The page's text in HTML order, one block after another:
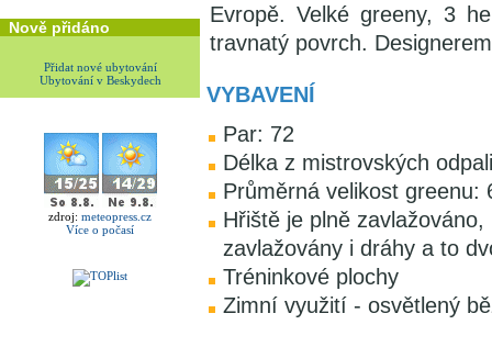
Nově přidáno
Přidat nové ubytování
Ubytování v Beskydech
zdroj: meteopress.cz
Více o počasí
Evropě. Velké greeny, 3
travnatý povrch.
VYBAVENÍ
Par: 72
Délka z mistrovských
Průměrná velikost greenu:
Hřiště je plně
zavlažovány i dráhy a to
Tréninkové plochy
Zimní využití - osvětlený